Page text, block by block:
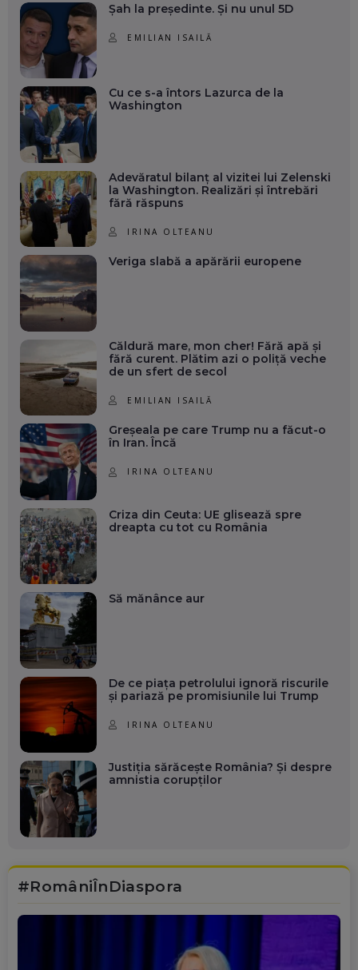
Șah la președinte. Și nu unul 5D
EMILIAN ISAILĂ
Cu ce s-a întors Lazurca de la
Washington
Adevăratul bilanț al vizitei lui Zelenski
la Washington. Realizări și întrebări
fără răspuns
IRINA OLTEANU
Veriga slabă a apărării europene
Căldură mare, mon cher! Fără apă și
fără curent. Plătim azi o poliță veche
de un sfert de secol
EMILIAN ISAILĂ
Greșeala pe care Trump nu a făcut-o
în Iran. Încă
IRINA OLTEANU
Criza din Ceuta: UE glisează spre
dreapta cu tot cu România
Să mănânce aur
De ce piața petrolului ignoră riscurile
și pariază pe promisiunile lui Trump
IRINA OLTEANU
Justiția sărăcește România? Și despre
amnistia corupților
#RomâniÎnDiaspora